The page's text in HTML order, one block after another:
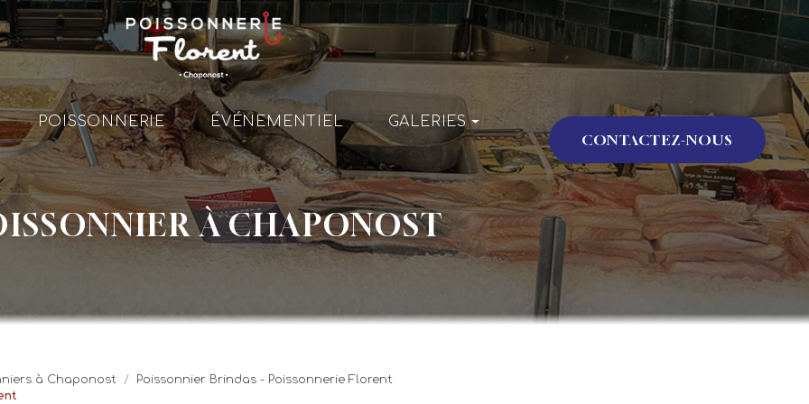
POISSONNERIE ÉVÉNEMENTIEL GALERIES
Poissonnerie
Événementiel
CONTACTEZ-NOUS
À CHAPONOST
à Chaponost
Poissonnier Brindas - Poissonnerie Florent